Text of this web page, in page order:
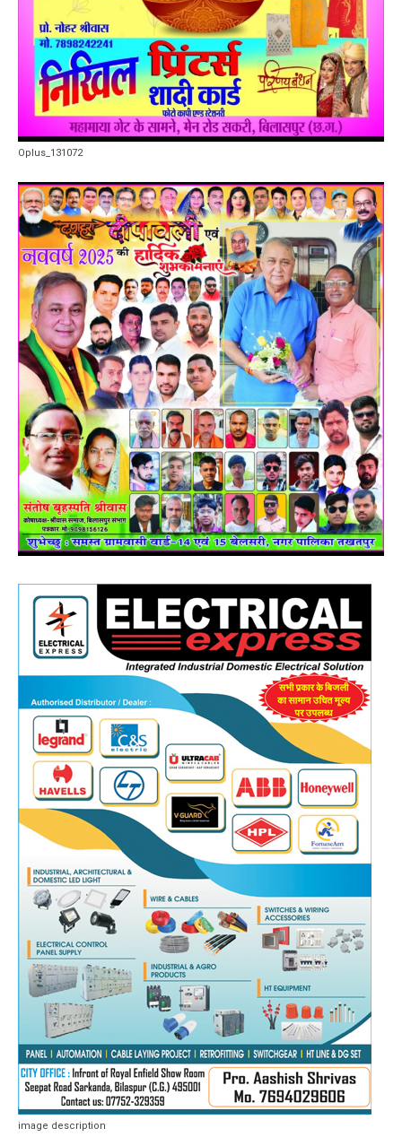
Oplus_131072
image description